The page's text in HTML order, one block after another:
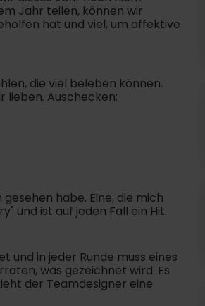
Jahr teilen, können wir
hat und viel, um affektive
die viel beleben können.
lieben. Auschecken:
habe. Eine, die mich
und ist auf jeden Fall ein Hit.
in jeder Runde muss eines
was gezeichnet wird. Es
der Teamdesigner eine